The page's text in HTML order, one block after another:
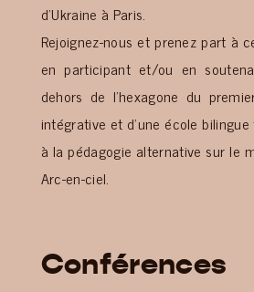
d’Ukraine à Paris.
Rejoignez-nous et prenez part à
en participant et/ou en
dehors de l’hexagone du
intégrative et d’une école
à la pédagogie alternative sur le
Arc-en-ciel.
Conférences